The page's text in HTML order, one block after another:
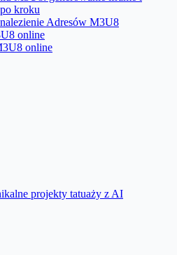
kroku
Adresów M3U8
online
online
projekty tatuaży z AI